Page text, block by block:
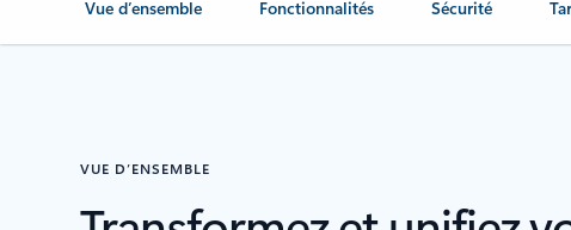
Vue d’ensemble Fonctionnalités Sécurité
VUE D’ENSEMBLE